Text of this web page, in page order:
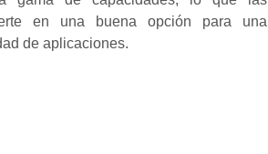
en una buena opción para una
de aplicaciones.